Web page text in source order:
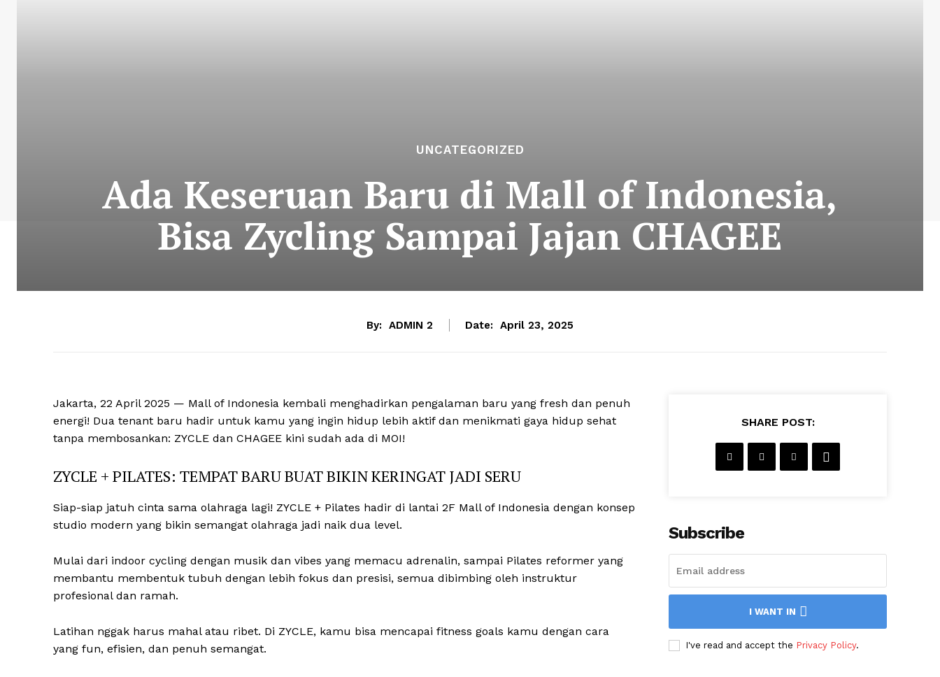
UNCATEGORIZED
Ada Keseruan Baru di Mall of Indonesia,
Bisa Zycling Sampai Jajan CHAGEE
By: ADMIN 2 Date: April 23, 2025
Jakarta, 22 April 2025 — Mall of Indonesia kembali menghadirkan pengalaman baru yang fresh dan penuh
energi! Dua tenant baru hadir untuk kamu yang ingin hidup lebih aktif dan menikmati gaya hidup sehat
tanpa membosankan: ZYCLE dan CHAGEE kini sudah ada di MOI!
ZYCLE + PILATES: TEMPAT BARU BUAT BIKIN KERINGAT JADI SERU
Siap-siap jatuh cinta sama olahraga lagi! ZYCLE + Pilates hadir di lantai 2F Mall of Indonesia dengan konsep
studio modern yang bikin semangat olahraga jadi naik dua level.
Mulai dari indoor cycling dengan musik dan vibes yang memacu adrenalin, sampai Pilates reformer yang
membantu membentuk tubuh dengan lebih fokus dan presisi, semua dibimbing oleh instruktur
profesional dan ramah.
Latihan nggak harus mahal atau ribet. Di ZYCLE, kamu bisa mencapai fitness goals kamu dengan cara
yang fun, efisien, dan penuh semangat.
SHARE POST:
Subscribe
I WANT IN
I've read and accept the Privacy Policy.